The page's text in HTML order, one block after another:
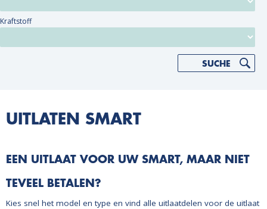
Kraftstoff
UITLATEN SMART
EEN UITLAAT VOOR UW SMART, MAAR NIET
TEVEEL BETALEN?
Kies snel het model en type en vind alle uitlaatdelen voor de uitlaat